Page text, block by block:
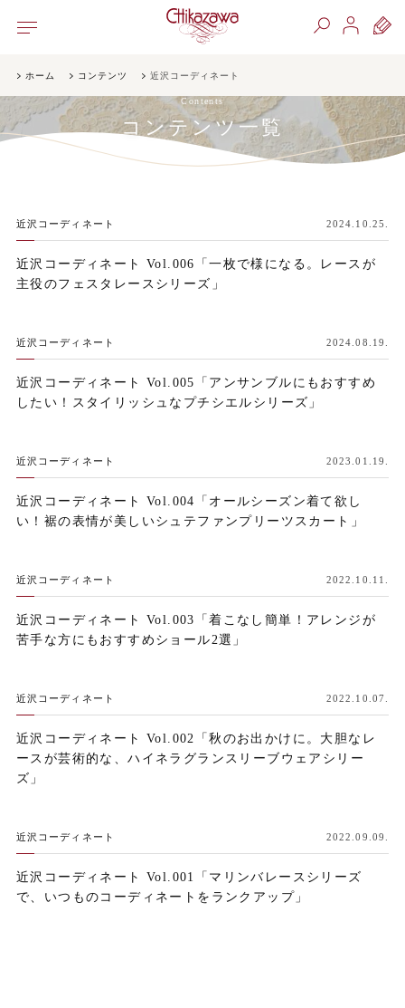
ホーム コンテンツ 近沢コーディネート
Contents
コンテンツ一覧
近沢コーディネート 2024.10.25.
近沢コーディネート Vol.006「一枚で様になる。レースが
主役のフェスタレースシリーズ」
近沢コーディネート 2024.08.19.
近沢コーディネート Vol.005「アンサンブルにもおすすめ
したい！スタイリッシュなプチシエルシリーズ」
近沢コーディネート 2023.01.19.
近沢コーディネート Vol.004「オールシーズン着て欲し
い！裾の表情が美しいシュテファンプリーツスカート」
近沢コーディネート 2022.10.11.
近沢コーディネート Vol.003「着こなし簡単！アレンジが
苦手な方にもおすすめショール2選」
近沢コーディネート 2022.10.07.
近沢コーディネート Vol.002「秋のお出かけに。大胆なレ
ースが芸術的な、ハイネラグランスリーブウェアシリー
ズ」
近沢コーディネート 2022.09.09.
近沢コーディネート Vol.001「マリンバレースシリーズ
で、いつものコーディネートをランクアップ」